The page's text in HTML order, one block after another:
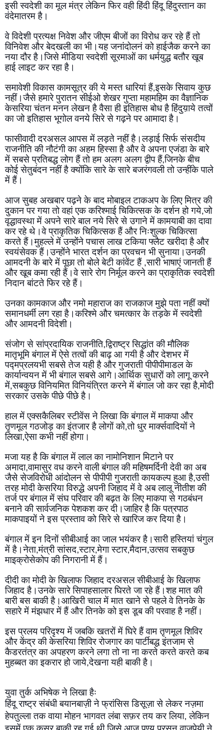
इसी स्वदेशी का मूल मंत्र लेकिन फिर वही हिंदी हिंदू हिंदुस्तान का
वंदेमातरम है।
वे विदेशी प्रत्यक्ष निवेश और जीएम बीजों का विरोध कर रहे हैं तो
विनिवेश और बेदखली का भी।यह जनांदोलनं को हाईजैक करने का
नया दौर है।जिसे मीडिया स्वदेशी सूरमाओं का धर्मयुद्ध बतौर खूब
हाई लाइट कर रहा है।
समावेशी विकास कामसूत्र की ये मस्त धारियां हैं,इसके सिवाय कुछ
नहीं।जैसे हमारे पुरातन सीईओ शेखर गुप्ता महामहिम का वैज्ञानिक
केसरिया चंतन मनन लेखन है वैसा ही इतिहास बोध है हिंदुय़ाये तत्वों
का जो इतिहास भूगोल वनये सिरे से गढ़ने पर आमादा है।
फासीवादी दरअसल आपस में लड़ते नहीं है।लड़ाई सिर्फ संसदीय
राजनीति की नौटंगी का अहम हिस्सा है और वे अपना एजंडा के बारे
में सबसे प्रतिबद्ध लोग हैं तो हम अलग अलग द्वीप हैं,जिनके बीच
कोई सेतुबंदन नहीं है क्योंकि सारे के सारे बजरंगवली तो उन्हींके पाले
में हैं।
आज सुबह अखबार पढ़ने के बाद मोबाइल टाकअप के लिए मित्र की
दुकान पर गया तो वहां एक करिश्माई चिकित्सक के दर्शन हो गये,जो
वृद्धावस्था में अपने सारे बाल नये सिरे से उगाने में कामयाबी का दावा
कर रहे थे।वे प्राकृतिक चिकित्सक हैं और निःशुल्क चिकित्सा
करते हैं।मुहल्ले में उन्होंने पचास लाख टकिया फ्लैट खरीदा है और
स्वयंसेवक हैं।उन्होंने भारत दर्शन का प्रवचन भी सुनाया।उनकी
आमदनी के बारे में पूछा तो बोले बेटी कांवेंट हैं ,सारी भाषाएं जानती हैं
और खूब कमा रही हैं।वे सारे रोग निर्मूल करने का प्राकृतिक स्वदेशी
निदान बांटते फिर रहे हैं।
उनका कामकाज और नमो महाराज का राजकाज मुझे पता नहीं क्यों
समानधर्मी लग रहा है।करिश्मे और चमत्कार के तड़के में स्वदेशी
और आमदनी विदेशी।
संजोग से सांप्रदायिक राजनीति,द्विराष्ट्र सिद्धांत की मौलिक
मातृभूमि बंगाल में ऐसे तत्वों की बाढ़ आ गयी है और देशभर में
पद्मप्रलयभी सबसे तेज यही है और गुजराती पीपीपीमाडल के
कार्यान्वयन में भी बंगाल सबसे आगे।आर्थिक सुधारों को लागू करने
में,सबकुछ विनियमित विनियंत्रित करने में बंगाल जो कर रहा है,मोदी
सरकार उसके पीछे पीछे है।
हाल में एक्सकैलिबर स्टीवेंस ने लिखा कि बंगाल में माकपा और
तृणमूल गठजोड़ का इंतजार है लोगों को,तो धुर मार्क्सवादियों ने
लिखा,ऐसा कभी नहीं होगा।
मजा यह है कि बंगाल में लाल का नामोनिशान मिटाने पर
अमादा,वामासुर वध करने वाली बंगाल की महिषमर्दिनी देवी का अब
जैसे सेजविरोधी आंदोलन से पीपीपी गुजराती कायकल्प हुआ है,उसी
तरह मोदी केसरिया विरुद्धे अपनी जिहाद में वे अब लालू नीतीश की
तर्ज पर बंगाल में संघ परिवार की बढ़त के लिए माकपा से गठबंधन
बनाने की सार्वजनिक पेशकश कर दी।जाहिर है कि पत्रपाठ
माकपाइयों ने इस प्रस्ताव को सिरे से खारिज कर दिया है।
बंगाल में इन दिनों सीबीआई का जाल भयंकर है।सारी हस्तियां चंगुल
में है।नेता,मंत्री सांसद,स्टार,मेगा स्टार,मैदान,उत्सव सबकुछ
माइक्रोसेकोप की निगरानी में हैं।
दीदी का मोदी के खिलाफ जिहाद दरअसल सीबीआई के खिलाफ
जिहाद है।उनके सारे सिपाहसालार घिरते जा रहे हैं।शह मात की
बारी बस बाकी है।आखिरी चाल में मात खाने से पहले वे तिनके के
सहारे में मंझधार में हैं और तिनके को इस डूब की परवाह है नहीं।
इस प्रलय परिदृश्य में जबकि खतरों में घिरे हैं वाम तृणमूल शिविर
और केंद्र की केसरिया शिविर रोजगार का पार्टीबद्ध इंतजाम से
कैडरतंत्र का अपहरण करने लगा तो ना ना करते करते करते कब
मुहब्बत का इकरार हो जाये,देखना यही बाकी है।
युवा तुर्क अभिषेक ने लिखा हैः
हिंदू राष्‍ट्र संबंधी बयानबाज़ी ने फ्रांसिस डिसूज़ा से लेकर नज़मा
हेपतुल्‍ला तक वाया मोहन भागवत लंबा सफ़र तय कर लिया, लेकिन